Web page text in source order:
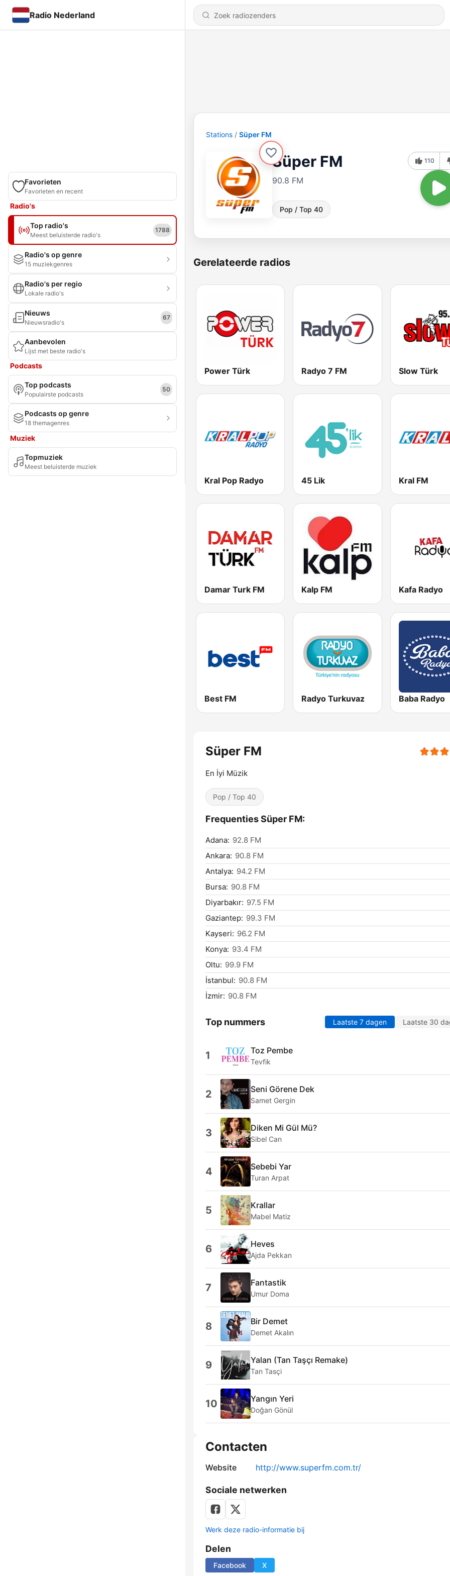
Radio Nederland
Favorieten
Favorieten en recent
Radio's
Top radio's
Meest beluisterde radio's
1788
Radio's op genre
15 muziekgenres
Radio's per regio
Lokale radio's
Nieuws
Nieuwsradio's
67
Aanbevolen
Lijst met beste radio's
Podcasts
Top podcasts
Populairste podcasts
50
Podcasts op genre
18 themagenres
Muziek
Topmuziek
Meest beluisterde muziek
Stations Süper FM
Süper FM
90.8 FM
Pop / Top 40
110
Gerelateerde radios
Power Türk Radyo 7 FM Slow Türk
Kral Pop Radyo 45 Lik Kral FM
Damar Turk FM Kalp FM Kafa Radyo
Best FM Radyo Turkuvaz Baba Radyo
Süper FM
En İyi Müzik
Pop / Top 40
Frequenties Süper FM:
Adana: 92.8 FM
Ankara: 90.8 FM
Antalya: 94.2 FM
Bursa: 90.8 FM
Diyarbakır: 97.5 FM
Gaziantep: 99.3 FM
Kayseri: 96.2 FM
Konya: 93.4 FM
Oltu: 99.9 FM
İstanbul: 90.8 FM
İzmir: 90.8 FM
Top nummers Laatste 7 dagen Laatste 30
1 Toz Pembe
Tevfik
2 Seni Görene Dek
Samet Gergin
3 Diken Mi Gül Mü?
Sibel Can
4 Sebebi Yar
Turan Arpat
5 Krallar
Mabel Matiz
6 Heves
Ajda Pekkan
7 Fantastik
Umur Doma
8 Bir Demet
Demet Akalın
9 Yalan (Tan Taşçı Remake)
Tan Tasçi
10 Yangın Yeri
Doğan Gönül
Contacten
Website http://www.superfm.com.tr/
Sociale netwerken
Werk deze radio-informatie bij
Delen
Facebook X